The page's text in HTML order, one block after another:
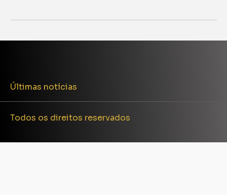
Últimas notícias
Todos os direitos reservados